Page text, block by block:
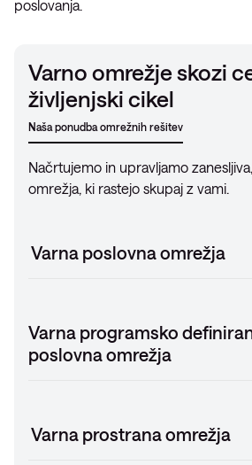
poslovanja.
Varno omrežje skozi
življenjski cikel
Naša ponudba omrežnih rešitev
Načrtujemo in upravljamo
omrežja, ki rastejo skupaj z vami.
Varna poslovna omrežja
Varna programsko
poslovna omrežja
Varna prostrana omrežja